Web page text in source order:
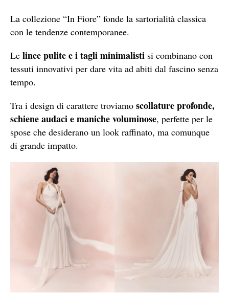
La collezione “In Fiore” fonde la sartorialità classica
con le tendenze contemporanee.
Le linee pulite e i tagli minimalisti si combinano con
tessuti innovativi per dare vita ad abiti dal fascino senza
tempo.
Tra i design di carattere troviamo scollature profonde,
schiene audaci e maniche voluminose, perfette per le
spose che desiderano un look raffinato, ma comunque
di grande impatto.